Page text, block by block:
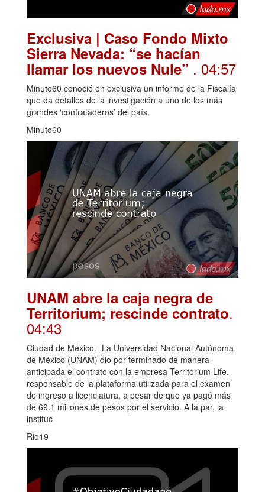
Exclusiva | Caso Fondo Mixto
Sierra Nevada: “se hacían
llamar los nuevos Nule” . 04:57
Minuto60 conoció en exclusiva un informe de la Fiscalía
que da detalles de la investigación a uno de los más
grandes ‘contrataderos’ del país.
Minuto60
UNAM abre la caja negra de
Territorium; rescinde contrato.
04:43
Ciudad de México.- La Universidad Nacional Autónoma
de México (UNAM) dio por terminado de manera
anticipada el contrato con la empresa Territorium Life,
responsable de la plataforma utilizada para el examen
de ingreso a licenciatura, a pesar de que ya pagó más
de 69.1 millones de pesos por el servicio. A la par, la
instituc
Rio19